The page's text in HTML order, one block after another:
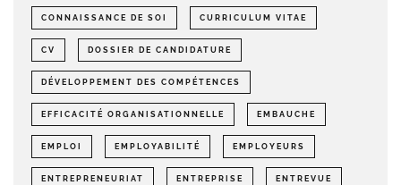
CONNAISSANCE DE SOI CURRICULUM VITAE
CV DOSSIER DE CANDIDATURE
DÉVELOPPEMENT DES COMPÉTENCES
EFFICACITÉ ORGANISATIONNELLE EMBAUCHE
EMPLOI EMPLOYABILITÉ EMPLOYEURS
ENTREPRENEURIAT ENTREPRISE ENTREVUE